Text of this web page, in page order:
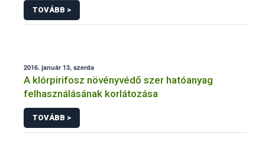
TOVÁBB >
2016. január 13, szerda
A klórpirifosz növényvédő szer hatóanyag
felhasználásának korlátozása
TOVÁBB >